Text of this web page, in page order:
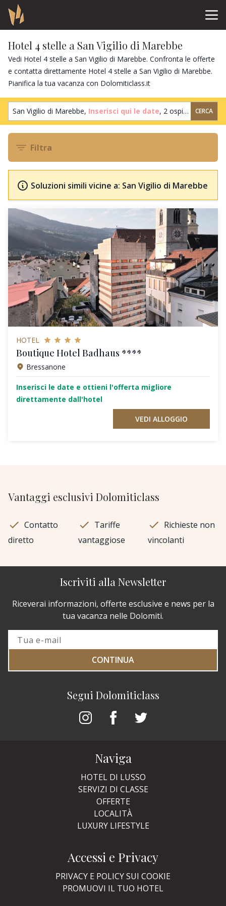
Hotel 4 stelle a San Vigilio di Marebbe
Vedi Hotel 4 stelle a San Vigilio di Marebbe. Confronta le offerte
e contatta direttamente Hotel 4 stelle a San Vigilio di Marebbe.
Pianifica la tua vacanza con Dolomiticlass.it
San Vigilio di Marebbe, Inserisci qui le date, 2 ospiti , 1 camera
CERCA
Filtra
Soluzioni simili vicine a: San Vigilio di Marebbe
HOTEL
Boutique Hotel Badhaus ****
Bressanone
Inserisci le date e ottieni l'offerta migliore
direttamente dall'hotel
VEDI ALLOGGIO
Vantaggi esclusivi Dolomiticlass
Contatto
diretto
Tariffe
vantaggiose
Richieste non
vincolanti
Segui Dolomiticlass
Iscriviti alla Newsletter
Riceverai informazioni, offerte esclusive e news per la
tua vacanza nelle Dolomiti.
CONTINUA
Naviga
HOTEL DI LUSSO
SERVIZI DI CLASSE
OFFERTE
LOCALITÀ
LUXURY LIFESTYLE
Accessi e Privacy
PRIVACY E POLICY SUI COOKIE
PROMUOVI IL TUO HOTEL